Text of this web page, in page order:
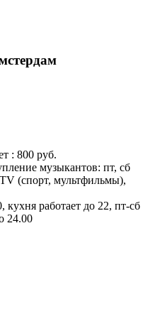
: 800 руб.
музыкантов: пт, сб
(спорт, мультфильмы),
работает до 22, пт-сб
24.00